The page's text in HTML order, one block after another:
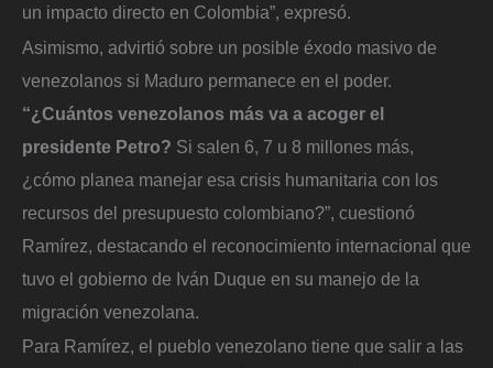
un impacto directo en Colombia”, expresó.
Asimismo, advirtió sobre un posible éxodo masivo de
venezolanos si Maduro permanece en el poder.
“¿Cuántos venezolanos más va a acoger el
presidente Petro? Si salen 6, 7 u 8 millones más,
¿cómo planea manejar esa crisis humanitaria con los
recursos del presupuesto colombiano?”, cuestionó
Ramírez, destacando el reconocimiento internacional que
tuvo el gobierno de Iván Duque en su manejo de la
migración venezolana.
Para Ramírez, el pueblo venezolano tiene que salir a las